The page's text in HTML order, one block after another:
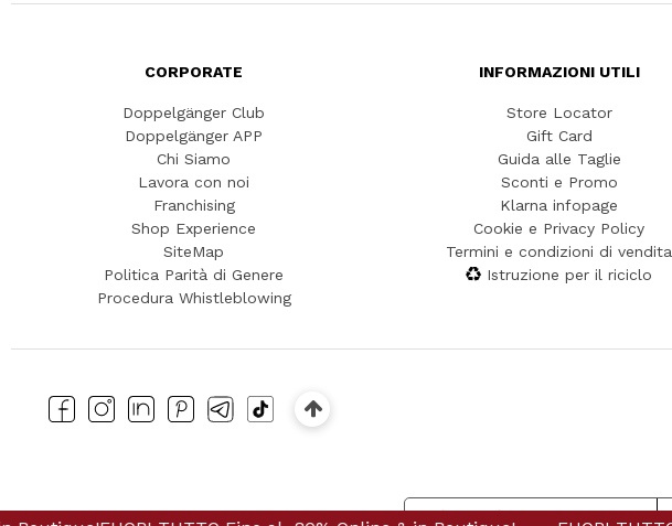
CORPORATE
Doppelgänger Club
Doppelgänger APP
Chi Siamo
Lavora con noi
Franchising
Shop Experience
SiteMap
Politica Parità di Genere
Procedura Whistleblowing
INFORMAZIONI UTILI
Store Locator
Gift Card
Guida alle Taglie
Sconti e Promo
Klarna infopage
Cookie e Privacy Policy
Termini e condizioni di vendita
Istruzione per il riciclo
Informativa sulla raccolta